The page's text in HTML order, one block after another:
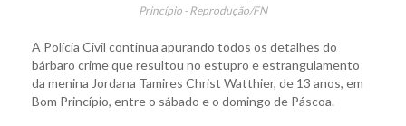
Princípio - Reprodução/FN
A Polícia Civil continua apurando todos os detalhes do
bárbaro crime que resultou no estupro e estrangulamento
da menina Jordana Tamires Christ Watthier, de 13 anos, em
Bom Princípio, entre o sábado e o domingo de Páscoa.